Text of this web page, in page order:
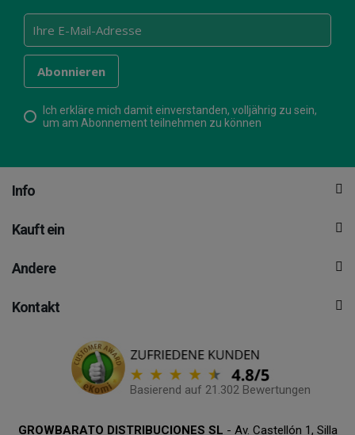
Ich erkläre mich damit einverstanden, volljährig zu sein,
um am Abonnement teilnehmen zu können
Info
Kauft ein
Andere
Kontakt
Basierend auf 21.302 Bewertungen
GROWBARATO DISTRIBUCIONES SL - Av. Castellón 1, Silla